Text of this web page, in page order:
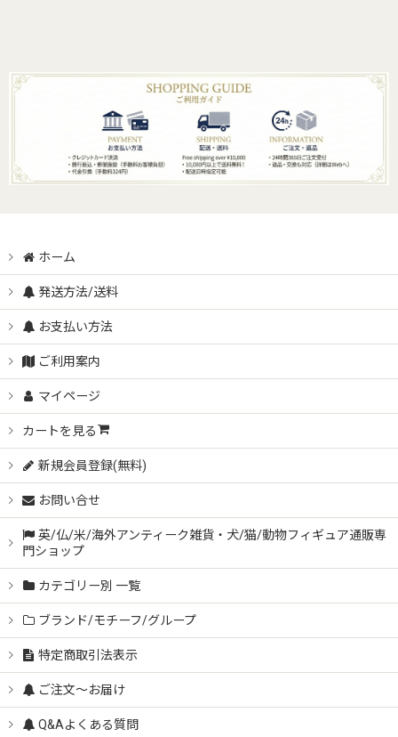
ホーム
発送方法/送料
お支払い方法
ご利用案内
マイページ
カートを見る
新規会員登録(無料)
お問い合せ
英/仏/米/海外アンティーク雑貨・犬/猫/動物フィギュア通販専
門ショップ
カテゴリー別 一覧
ブランド/モチーフ/グループ
特定商取引法表示
ご注文～お届け
Q&Aよくある質問